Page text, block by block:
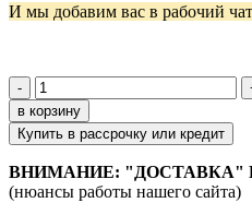
И мы добавим вас в рабочий
-
в корзину
Купить в рассрочку или кредит
ВНИМАНИЕ: "ДОСТАВКА"
(нюансы работы нашего сайта)